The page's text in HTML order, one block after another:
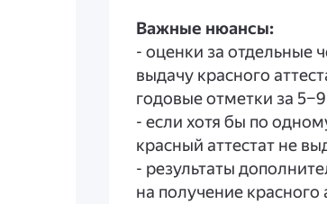
Важные нюансы:
- оценки за отдельные
выдачу красного
годовые отметки за
- если хотя бы по
красный аттестат не
- результаты
на получение красного